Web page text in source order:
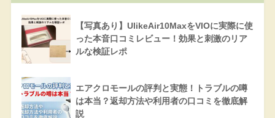
【写真あり】UlikeAir10MaxをVIOに実際に使
った本音口コミレビュー！効果と刺激のリア
ルな検証レポ
エアクロモールの評判と実態！トラブルの噂
は本当？返却方法や利用者の口コミを徹底解
説